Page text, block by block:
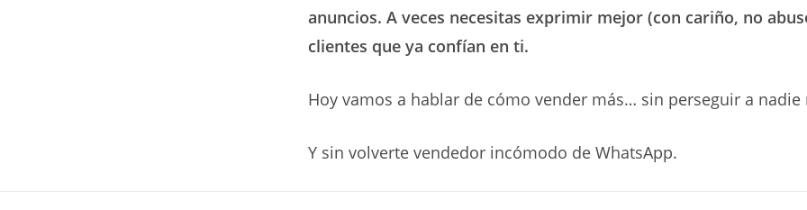
anuncios. A veces necesitas exprimir mejor (con cariño, no
clientes que ya confían en ti.
Hoy vamos a hablar de cómo vender más… sin perseguir a nadie
Y sin volverte vendedor incómodo de WhatsApp.